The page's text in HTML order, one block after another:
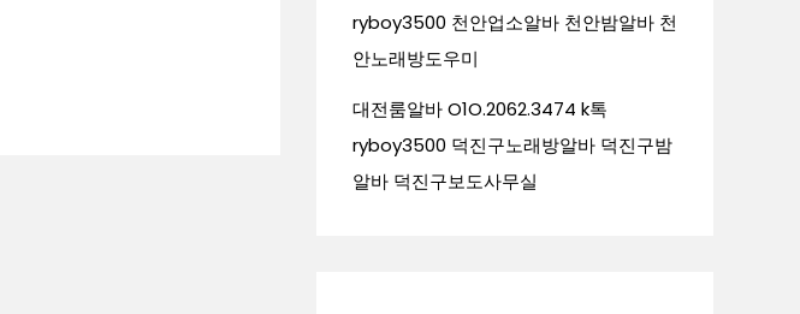
ryboy3500 천안업소알바 천안밤알바 천
안노래방도우미
대전룸알바 O1O.2062.3474 k톡
ryboy3500 덕진구노래방알바 덕진구밤
알바 덕진구보도사무실